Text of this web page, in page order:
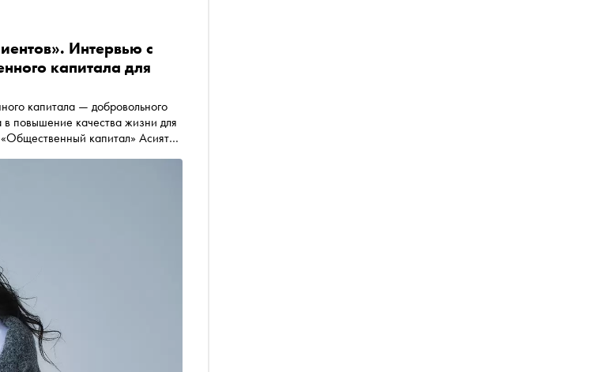
Интервью с
капитала для
капитала — добровольного
в повышение качества жизни для
капитал» Асият